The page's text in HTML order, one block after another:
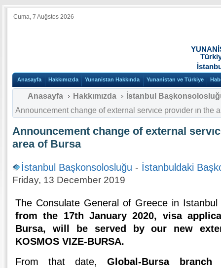
Cuma, 7 Auğstos 2026
Anasayfa Hakkımızda Yunanistan Hakkında Yunanistan ve Türkiye
Anasayfa Hakkımızda
İstanbul
Αnnouncement change of external servıce provıder ın the
Αnnouncement change of external
area of Βursa
İstanbul Başkonsolosluğu - İstanbuldaki
Friday, 13 December 2019
The Consulate General of Greece in
from the 17th January 2020, visa
Bursa, will be served by our new
KOSMOS VIZE-BURSA.
From that date,Global-Bursa